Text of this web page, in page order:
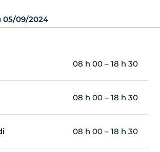
05/09/2024
08 h 00 – 18 h 30
08 h 00 – 18 h 30
08 h 00 – 18 h 30